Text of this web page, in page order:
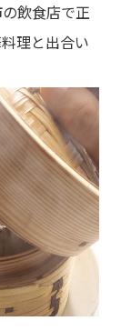
飲食店で正
理と出合い